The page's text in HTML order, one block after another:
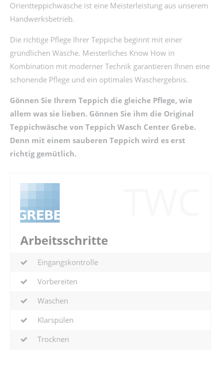
Orientteppichwäsche ist eine Meisterleistung aus unserem
Handwerksbetrieb.
Die richtige Pflege Ihrer Teppiche beginnt mit einer
gründlichen Wäsche. Meisterliches Know How in
Kombination mit moderner Technik garantieren Ihnen eine
schonende Pflege und ein optimales Waschergebnis.
Gönnen Sie Ihrem Teppich die gleiche Pflege, wie
allem was sie lieben. Gönnen Sie ihm die Original
Teppichwäsche von Teppich Wasch Center Grebe.
Denn mit einem sauberen Teppich wird es erst
richtig gemütlich.
Arbeitsschritte
Eingangskontrolle
Vorbereiten
Waschen
Klarspülen
Trocknen